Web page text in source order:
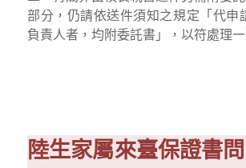
部分，仍請依送件須知之規定「代申
負責人者，均附委託書」，以符處理一
陸生家屬來臺保證書